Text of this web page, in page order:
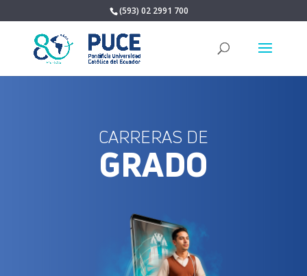
(593) 02 2991 700
CARRERAS DE
GRADO